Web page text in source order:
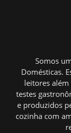
Somos
Domésticas.
leitores
testes
e produzidos
cozinha com